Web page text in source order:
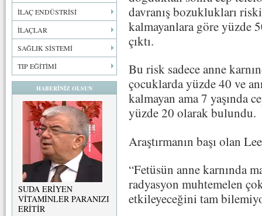
İLAÇ ENDÜSTRİSİ
İLAÇLAR
SAĞLIK SİSTEMİ
TIP EĞİTİMİ
HABERİNİZ OLSUN
SUDA ERİYEN
VİTAMİNLER PARANIZI
ERİTİR
davranış bozuklukları
kalmayanlara göre yüzde
çıktı.
Bu risk sadece anne
çocuklarda yüzde 40 ve
kalmayan ama 7 yaşında
yüzde 20 olarak bulundu.
Araştırmanın başı olan
“Fetüsün anne karnında
radyasyon muhtemelen
etkileyeceğini tam